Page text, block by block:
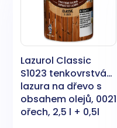
Lazurol Classic
S1023 tenkovrstvá
lazura na dřevo s
obsahem olejů, 0021
ořech, 2,5 l + 0,5l